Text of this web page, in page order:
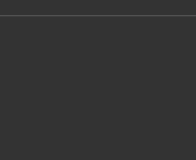
leben, wenn die Grube
alle Giftstoffe der Grube
Standorten gebracht
Planung und ich
kann.“